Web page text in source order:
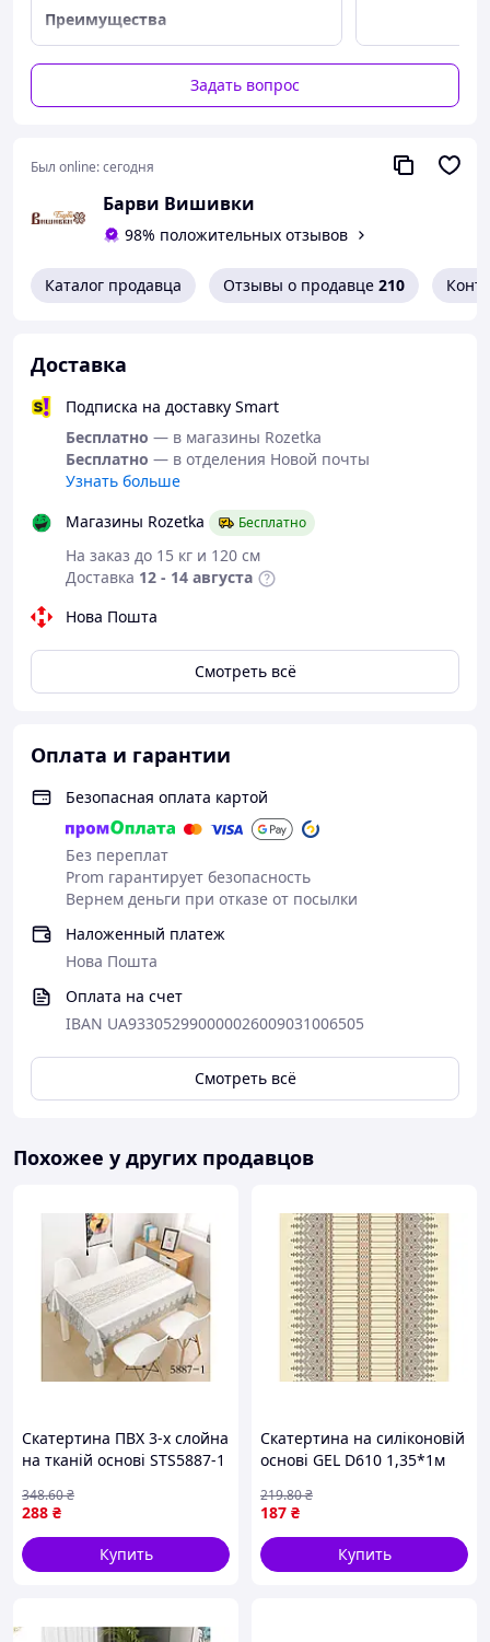
Преимущества
Ціна-якість- прекрасне
співвідношення
Задать вопрос
Был online:сегодня
Барви Вишивки
98% положительных отзывов
Каталог продавца Отзывы о продавце 210
Доставка
Подписка на доставку Smart
Бесплатно — в магазины Rozetka
Бесплатно — в отделения Новой почты
Узнать больше
Магазины Rozetka
Бесплатно
На заказ до 15 кг и 120 см
Доставка 12 - 14 августа
Нова Пошта
Смотреть всё
Оплата и гарантии
Безопасная оплата картой
Без переплат
Prom гарантирует безопасность
Вернем деньги при отказе от посылки
Наложенный платеж
Нова Пошта
Оплата на счет
IBAN UA933052990000026009031006505
Смотреть всё
Похожее у других продавцов
Скатертина ПВХ 3-х слойна
на тканій основі STS5887-1
288 ₴
348.60₴
Купить
Скатертина на силіконовій
основі GEL D610 1,35*1м
187 ₴
219.80₴
Купить